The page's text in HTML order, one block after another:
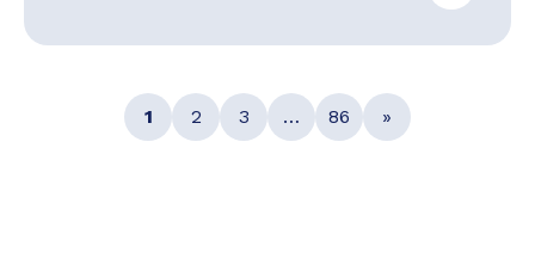
1 2 3 … 86 »